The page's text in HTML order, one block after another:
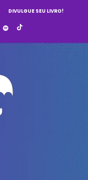
DIVULGUE SEU LIVRO!